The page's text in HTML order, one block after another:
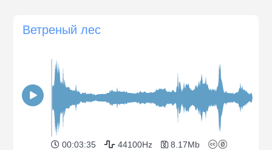
Ветреный лес
00:03:35 44100Hz 8.17Mb